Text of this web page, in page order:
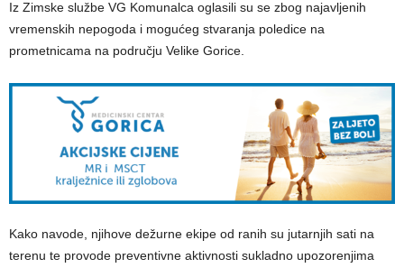
Iz Zimske službe VG Komunalca oglasili su se zbog najavljenih
vremenskih nepogoda i mogućeg stvaranja poledice na
prometnicama na području Velike Gorice.
Kako navode, njihove dežurne ekipe od ranih su jutarnjih sati na
terenu te provode preventivne aktivnosti sukladno upozorenjima